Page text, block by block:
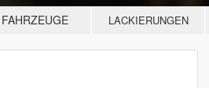
FAHRZEUGE LACKIERUNGEN